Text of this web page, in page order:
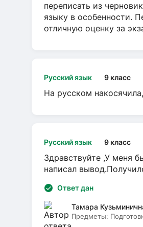
переписать из
языку в особенности.
отличную оценку за
Русский язык 9 класс
На русском
Русский язык 9 класс
Здравствуйте ,У меня
написал
Ответ дан
Тамара
Предметы: